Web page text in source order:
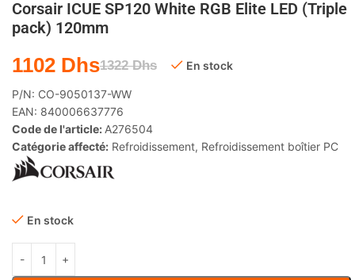
Corsair ICUE SP120 White RGB Elite LED (Triple
pack) 120mm
1322Dhs
1102 Dhs En stock
P/N: CO-9050137-WW
EAN: 840006637776
Code de l'article: A276504
Catégorie affecté: Refroidissement, Refroidissement boîtier PC
En stock